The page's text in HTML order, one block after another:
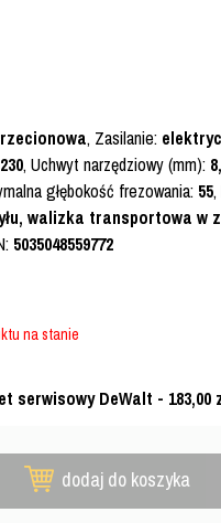
, Zasilanie:
230, Uchwyt narzędziowy (mm):
głębokość frezowania: 55,
walizka transportowa w
5035048559772
na stanie
serwisowy DeWalt - 183,00
dodaj do koszyka